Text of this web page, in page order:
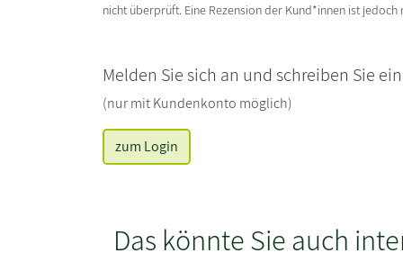
nicht überprüft. Eine Rezension der Kund*innen ist
Melden Sie sich an und schreiben Sie
(nur mit Kundenkonto möglich)
zum Login
Das könnte Sie auch